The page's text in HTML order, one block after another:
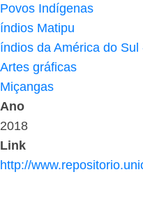
Povos Indígenas
índios Matipu
índios da América do
Artes gráficas
Miçangas
Ano
2018
Link
http://